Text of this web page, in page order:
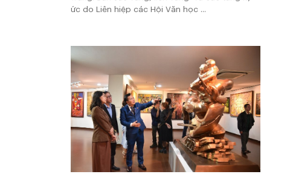
ức do Liên hiệp các Hội Văn học ...